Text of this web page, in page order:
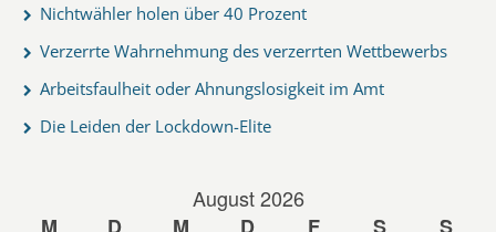
Nichtwähler holen über 40 Prozent
Verzerrte Wahrnehmung des verzerrten Wettbewerbs
Arbeitsfaulheit oder Ahnungslosigkeit im Amt
Die Leiden der Lockdown-Elite
August 2026
M
D M D F S
S